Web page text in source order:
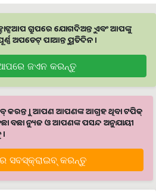
ଗ୍ରୁପରେ ଯୋଗଦିଅନ୍ତୁ ଏବଂ ଆପଙ୍କୁ
ଅପଡେଟ୍‌ ପାଆନ୍ତୁ ପ୍ରତିଦିନ ।
ଜଏନ କରନ୍ତୁ
କରନ୍ତୁ । ଆପଣ ଆପଣଙ୍କ ଆଗ୍ରହ ଥିବା ଟପିକ୍‌
ବଛା ନ୍ୟୁଜ ଓ ଆପଣଙ୍କ ପସନ୍ଦ ଅନୁଯାୟୀ
ସବସ୍କ୍ରାଇବ୍‌ କରନ୍ତୁ